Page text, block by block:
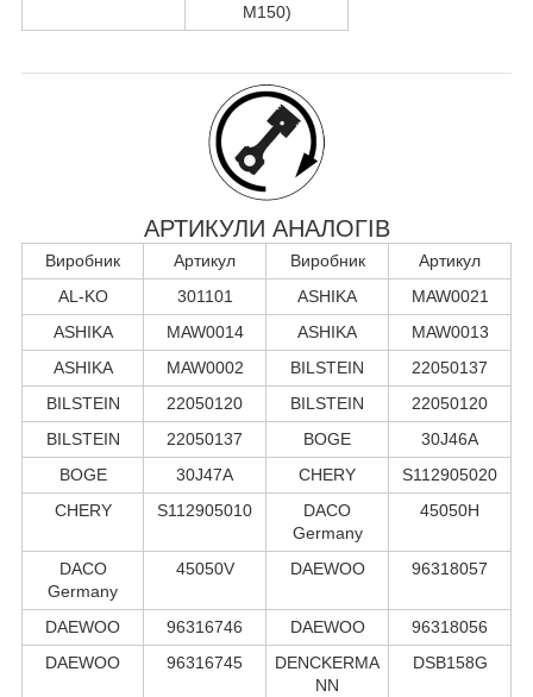
M150)
АРТИКУЛИ АНАЛОГІВ
Виробник Артикул Виробник
Артикул
AL-KO
301101 ASHIKA
MAW0021
ASHIKA
MAW0014 ASHIKA
MAW0013
ASHIKA
MAW0002 BILSTEIN
22050137
BILSTEIN
22050120 BILSTEIN
22050120
BILSTEIN
22050137 BOGE
30J46A
BOGE
30J47A CHERY
S112905020
CHERY
S112905010
DACO
Germany
45050H
DACO
Germany
45050V DAEWOO 96318057
DAEWOO 96316746 DAEWOO
96318056
DAEWOO
96316745
DENCKERMA
NN
DSB158G